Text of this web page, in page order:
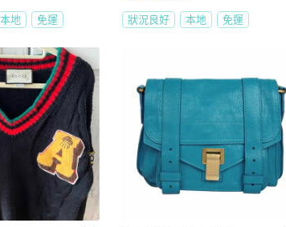
本地 免運 狀況良好 本地 免運